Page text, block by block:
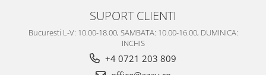
SUPORT CLIENTI
Bucuresti L-V: 10.00-18.00, SAMBATA: 10.00-16.00, DUMINICA:
INCHIS
+4 0721 203 809